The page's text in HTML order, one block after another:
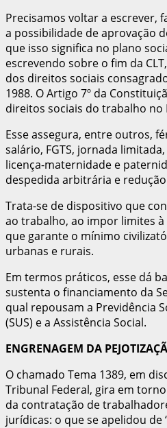
Precisamos voltar a escrever,
a possibilidade de aprovação
que isso significa no plano
escrevendo sobre o fim da
dos direitos sociais
1988. O Artigo 7º da
direitos sociais do trabalho no
Esse assegura, entre outros,
salário, FGTS, jornada
licença-maternidade e
despedida arbitrária e
Trata-se de dispositivo que
ao trabalho, ao impor limites
que garante o mínimo
urbanas e rurais.
Em termos práticos, esse dá
sustenta o financiamento da
qual repousam a Previdência
(SUS) e a Assistência Social.
ENGRENAGEM DA
O chamado Tema 1389, em
Tribunal Federal, gira em
da contratação de
jurídicas: o que se apelidou de